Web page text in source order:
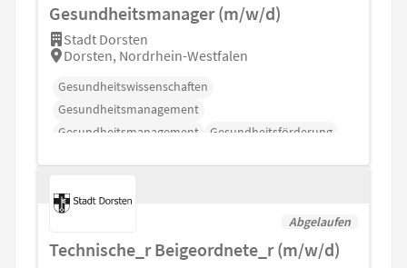
Gesundheitsmanager (m/w/d)
Stadt Dorsten
Dorsten, Nordrhein-Westfalen
Gesundheitswissenschaften
Gesundheitsmanagement
Gesundheitsmanagement
Gesundheitsförderung
Abgelaufen
Technische_r Beigeordnete_r (m/w/d)